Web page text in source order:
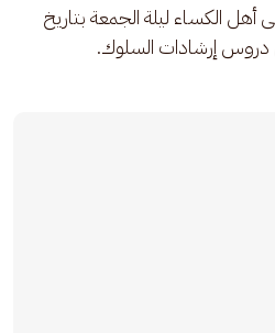
الكساء ليلة الجمعة بتاريخ